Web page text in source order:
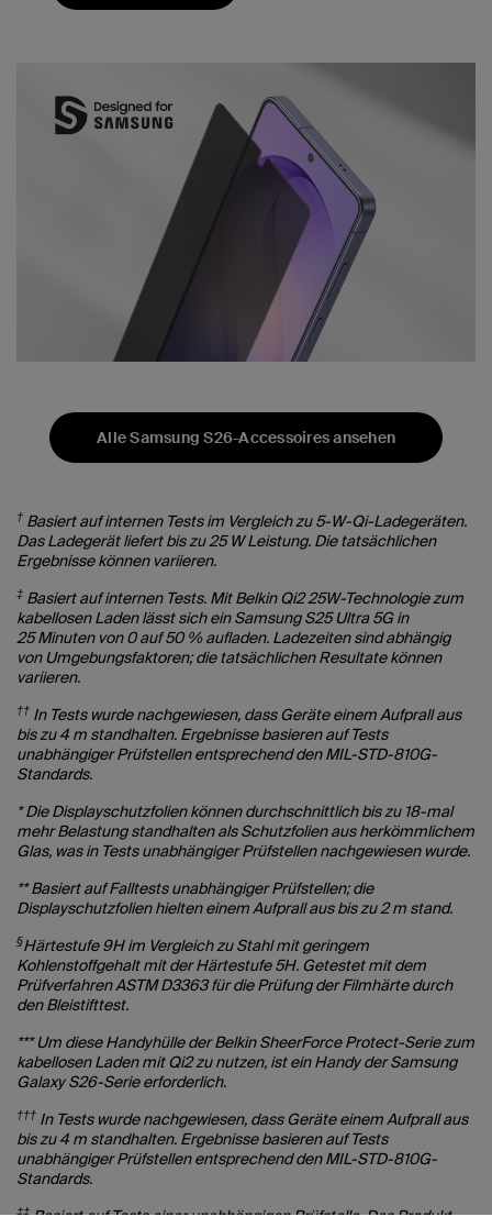
Alle Samsung S26-Accessoires ansehen
† Basiert auf internen Tests im Vergleich zu 5-W-Qi-Ladegeräten.
Das Ladegerät liefert bis zu 25 W Leistung. Die tatsächlichen
Ergebnisse können variieren.
‡ Basiert auf internen Tests. Mit Belkin Qi2 25W-Technologie zum
kabellosen Laden lässt sich ein Samsung S25 Ultra 5G in
25 Minuten von 0 auf 50 % aufladen. Ladezeiten sind abhängig
von Umgebungsfaktoren; die tatsächlichen Resultate können
variieren.
†† In Tests wurde nachgewiesen, dass Geräte einem Aufprall aus
bis zu 4 m standhalten. Ergebnisse basieren auf Tests
unabhängiger Prüfstellen entsprechend den MIL-STD-810G-
Standards.
* Die Displayschutzfolien können durchschnittlich bis zu 18-mal
mehr Belastung standhalten als Schutzfolien aus herkömmlichem
Glas, was in Tests unabhängiger Prüfstellen nachgewiesen wurde.
** Basiert auf Falltests unabhängiger Prüfstellen; die
Displayschutzfolien hielten einem Aufprall aus bis zu 2 m stand.
§Härtestufe 9H im Vergleich zu Stahl mit geringem
Kohlenstoffgehalt mit der Härtestufe 5H. Getestet mit dem
Prüfverfahren ASTM D3363 für die Prüfung der Filmhärte durch
den Bleistifttest.
*** Um diese Handyhülle der Belkin SheerForce Protect-Serie zum
kabellosen Laden mit Qi2 zu nutzen, ist ein Handy der Samsung
Galaxy S26-Serie erforderlich.
††† In Tests wurde nachgewiesen, dass Geräte einem Aufprall aus
bis zu 4 m standhalten. Ergebnisse basieren auf Tests
unabhängiger Prüfstellen entsprechend den MIL-STD-810G-
Standards.
‡‡Basiert auf Tests einer unabhängigen Prüfstelle. Das Produkt